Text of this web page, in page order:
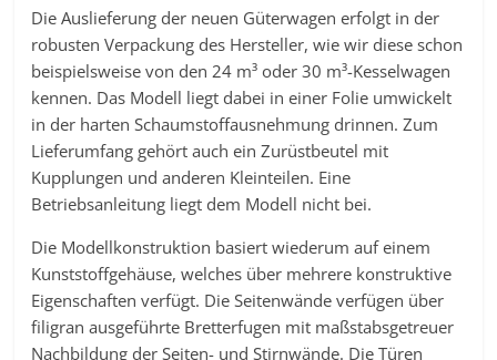
Die Auslieferung der neuen Güterwagen erfolgt in der
robusten Verpackung des Hersteller, wie wir diese schon
beispielsweise von den 24 m³ oder 30 m³-Kesselwagen
kennen. Das Modell liegt dabei in einer Folie umwickelt
in der harten Schaumstoffausnehmung drinnen. Zum
Lieferumfang gehört auch ein Zurüstbeutel mit
Kupplungen und anderen Kleinteilen. Eine
Betriebsanleitung liegt dem Modell nicht bei.
Die Modellkonstruktion basiert wiederum auf einem
Kunststoffgehäuse, welches über mehrere konstruktive
Eigenschaften verfügt. Die Seitenwände verfügen über
filigran ausgeführte Bretterfugen mit maßstabsgetreuer
Nachbildung der Seiten- und Stirnwände. Die Türen